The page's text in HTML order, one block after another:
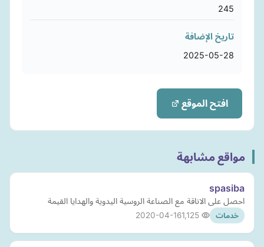
245
تاريخ الإضافة
2025-05-28
افتح الموقع
مواقع مشابهة
spasiba
احصل على الاناقة مع الصناعة الروسية اليدوية والهدايا القيمة
خدمات 2020-04-16